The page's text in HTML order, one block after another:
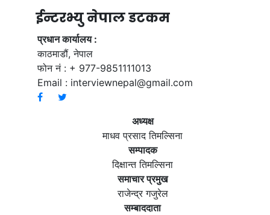
ईन्टरभ्यु नेपाल डटकम
प्रधान कार्यालय :
काठमाडौं, नेपाल
फोन नं : + 977-9851111013
Email : interviewnepal@gmail.com
अध्यक्ष
माधव प्रसाद तिमल्सिना
सम्पादक
दिक्षान्त तिमल्सिना
समाचार प्रमुख
राजेन्द्र गजुरेल
सम्बाददाता